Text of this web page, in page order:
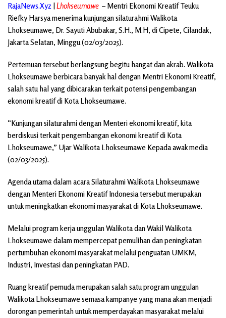
RajaNews.Xyz Lhokseumawe – Mentri Ekonomi Kreatif Teuku
Riefky Harsya menerima kunjungan silaturahmi Walikota
Lhokseumawe, Dr. Sayuti Abubakar, S.H., M.H, di Cipete, Cilandak,
Jakarta Selatan, Minggu (02/03/2025).
Pertemuan tersebut berlangsung begitu hangat dan akrab. Walikota
Lhokseumawe berbicara banyak hal dengan Mentri Ekonomi Kreatif,
salah satu hal yang dibicarakan terkait potensi pengembangan
ekonomi kreatif di Kota Lhokseumawe.
“Kunjungan silaturahmi dengan Menteri ekonomi kreatif, kita
berdiskusi terkait pengembangan ekonomi kreatif di Kota
Lhokseumawe,” Ujar Walikota Lhokseumawe Kepada awak media
(02/03/2025).
Agenda utama dalam acara Silaturahmi Walikota Lhokseumawe
dengan Menteri Ekonomi Kreatif Indonesia tersebut merupakan
untuk meningkatkan ekonomi masyarakat di Kota Lhokseumawe.
Melalui program kerja unggulan Walikota dan Wakil Walikota
Lhokseumawe dalam mempercepat pemulihan dan peningkatan
pertumbuhan ekonomi masyarakat melalui penguatan UMKM,
Industri, Investasi dan peningkatan PAD.
Ruang kreatif pemuda merupakan salah satu program unggulan
Walikota Lhokseumawe semasa kampanye yang mana akan menjadi
dorongan pemerintah untuk memperdayakan masyarakat melalui